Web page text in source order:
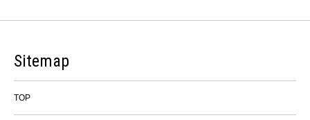
Sitemap
TOP